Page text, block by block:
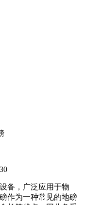
备，广泛应用于物
作为一种常见的地磅